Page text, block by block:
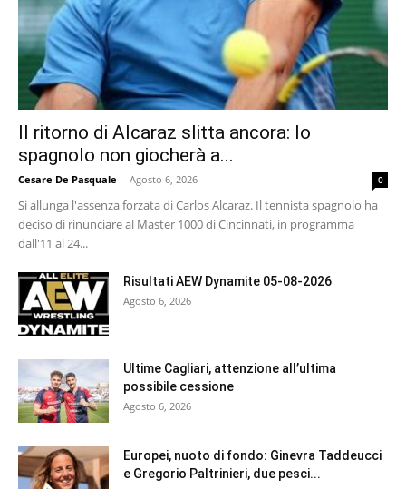
Il ritorno di Alcaraz slitta ancora: lo
spagnolo non giocherà a...
Cesare De Pasquale - Agosto 6, 2026 0
Si allunga l'assenza forzata di Carlos Alcaraz. Il tennista spagnolo ha
deciso di rinunciare al Master 1000 di Cincinnati, in programma
dall'11 al 24...
Risultati AEW Dynamite 05-08-2026
Agosto 6, 2026
Ultime Cagliari, attenzione all’ultima
possibile cessione
Agosto 6, 2026
Europei, nuoto di fondo: Ginevra Taddeucci
e Gregorio Paltrinieri, due pesci...